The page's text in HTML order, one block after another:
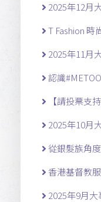
2025年12月
T Fashion 時
2025年11月
認識
【請投票支
2025年10月
從銀髮族角
香港基督教
2025年9月大